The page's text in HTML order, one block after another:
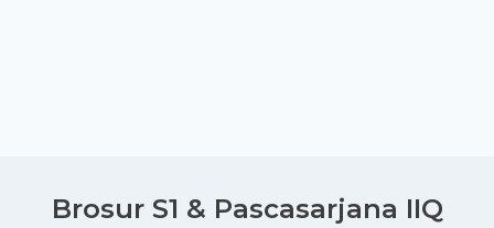
Brosur S1 & Pascasarjana IIQ